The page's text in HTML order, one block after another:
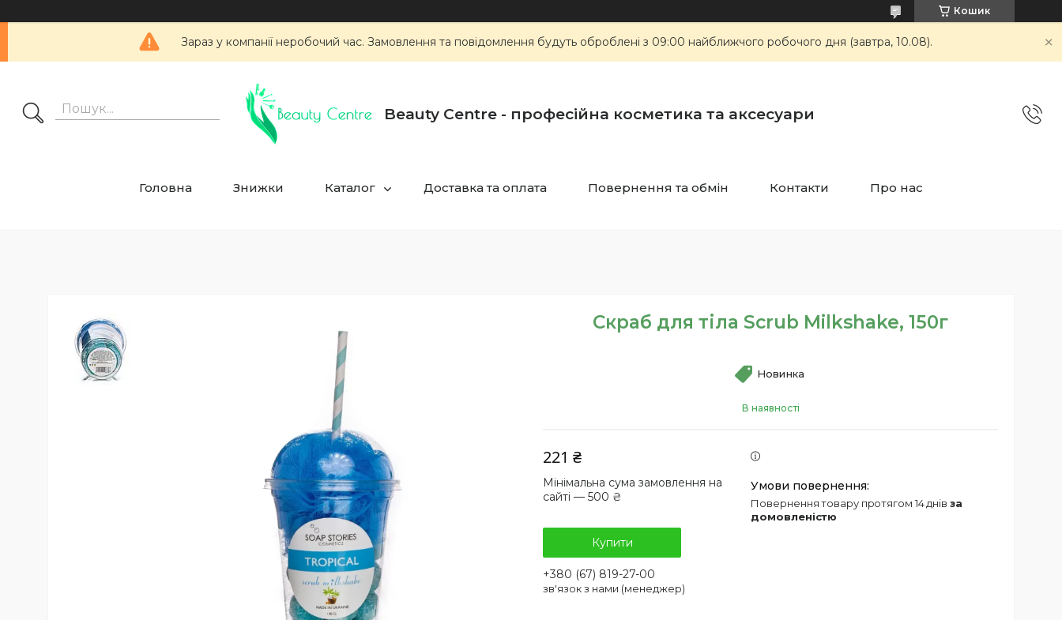
Кошик
Зараз у компанії неробочий час. Замовлення та повідомлення будуть оброблені з 09:00 найближчого робочого дня (завтра, 10.08).
Beauty Centre - професійна косметика та аксесуари
Головна Знижки Каталог Доставка та оплата Повернення та обмін Контакти Про нас
Скраб для тіла Scrub Milkshake, 150г
Новинка
В наявності
221 ₴
Мінімальна сума замовлення на
сайті — 500 ₴
Купити
+380 (67) 819-27-00
зв'язок з нами (менеджер)
повернення товару протягом 14 днів за
домовленістю